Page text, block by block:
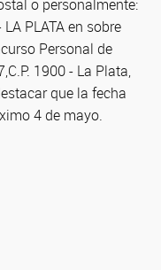
o personalmente:
PLATA en sobre
Personal de
1900 - La Plata,
que la fecha
4 de mayo.
Twitter